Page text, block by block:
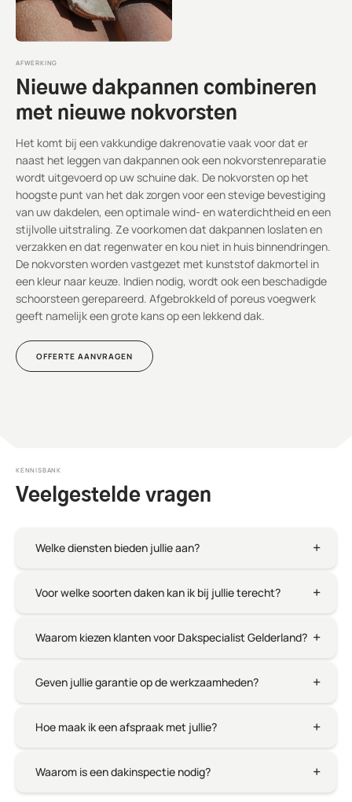
AFWERKING
Nieuwe dakpannen combineren
met nieuwe nokvorsten
Het komt bij een vakkundige dakrenovatie vaak voor dat er
naast het leggen van dakpannen ook een nokvorstenreparatie
wordt uitgevoerd op uw schuine dak. De nokvorsten op het
hoogste punt van het dak zorgen voor een stevige bevestiging
van uw dakdelen, een optimale wind- en waterdichtheid en een
stijlvolle uitstraling. Ze voorkomen dat dakpannen loslaten en
verzakken en dat regenwater en kou niet in huis binnendringen.
De nokvorsten worden vastgezet met kunststof dakmortel in
een kleur naar keuze. Indien nodig, wordt ook een beschadigde
schoorsteen gerepareerd. Afgebrokkeld of poreus voegwerk
geeft namelijk een grote kans op een lekkend dak.
OFFERTE AANVRAGEN
KENNISBANK
Veelgestelde vragen
Welke diensten bieden jullie aan?
Voor welke soorten daken kan ik bij jullie terecht?
Waarom kiezen klanten voor Dakspecialist Gelderland?
Geven jullie garantie op de werkzaamheden?
Hoe maak ik een afspraak met jullie?
Waarom is een dakinspectie nodig?